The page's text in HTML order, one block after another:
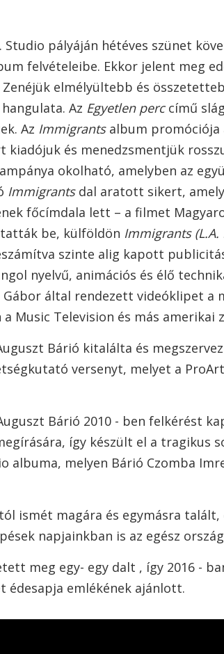
Studio pályáján hétéves szünet
felvételeibe. Ekkor jelent meg
elmélyültebb és
Az Egyetlen perccímű
Az Immigrantsalbum promóciója
kiadójuk és menedzsmentjük
okolható, amelyben az
Immigrantsdal aratott sikert, amely
főcímdala lett – a filmet
be, külföldön Immigrants (L.A.
szinte alig kapott
nyelvű, animációs és élő
által rendezett videóklipet a
Music Television és más amerikai
Bárió kitalálta és
versenyt, melyet a
Bárió 2010 - ben felkérést
így készült el a tragikus
albuma, melyen Bárió Czomba
ismét magára és egymásra
napjainkban is az egész
meg egy- egy dalt , így 2016 -
édesapja emlékének ajánlott.